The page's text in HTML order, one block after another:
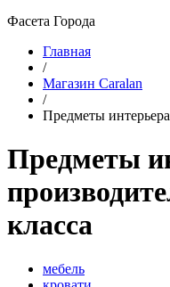
Фасета Города
Главная
/
Магазин Caralan
/
Предметы
Предметы
класса
мебель